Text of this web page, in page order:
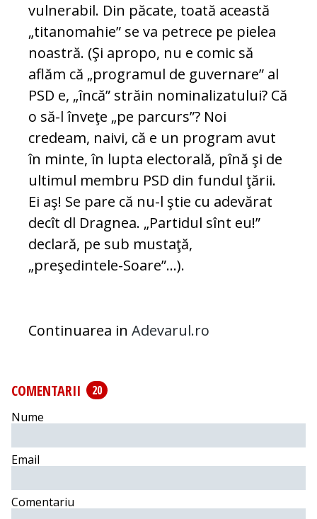
vulnerabil. Din păcate, toată această
„titanomahie” se va petrece pe pielea
noastră. (Şi apropo, nu e comic să
aflăm că „programul de guvernare” al
PSD e, „încă” străin nominalizatului? Că
o să-l înveţe „pe parcurs”? Noi
credeam, naivi, că e un program avut
în minte, în lupta electorală, pînă şi de
ultimul membru PSD din fundul ţării.
Ei aş! Se pare că nu-l ştie cu adevărat
decît dl Dragnea. „Partidul sînt eu!”
declară, pe sub mustaţă,
„preşedintele-Soare”…).
Continuarea in Adevarul.ro
COMENTARII
20
Nume
Email
Comentariu